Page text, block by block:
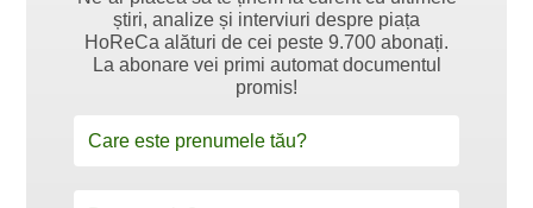
știri, analize și interviuri despre piața
HoReCa alături de cei peste 9.700 abonați.
La abonare vei primi automat documentul
promis!